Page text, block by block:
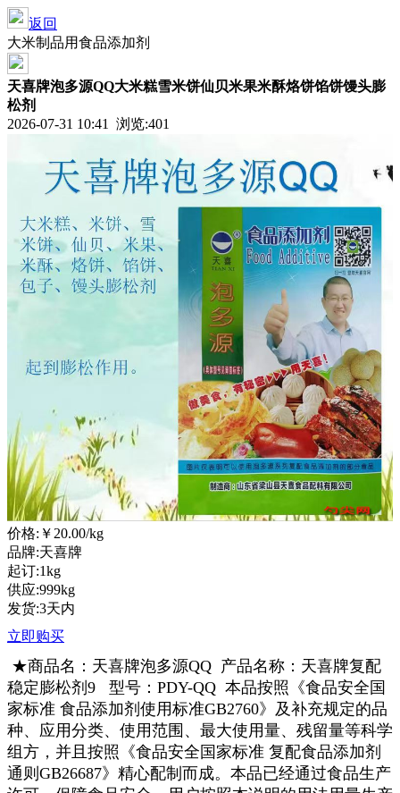
返回
大米制品用食品添加剂
天喜牌泡多源QQ大米糕雪米饼仙贝米果米酥烙饼馅饼馒头膨
松剂
2026-07-31 10:41 浏览:401
价格: ￥20.00/kg
品牌:天喜牌
起订:1kg
供应:999kg
发货:3天内
立即购买
★商品名：天喜牌泡多源QQ 产品名称：天喜牌复配
稳定膨松剂9
型号：PDY-QQ 本品按照《食品安全国
家标准 食品添加剂使用标准GB2760》及补充规定的品
种、应用分类、使用范围、最大使用量、残留量等科学
组方，并且按照《食品安全国家标准 复配食品添加剂
通则GB26687》精心配制而成。本品已经通过食品生产